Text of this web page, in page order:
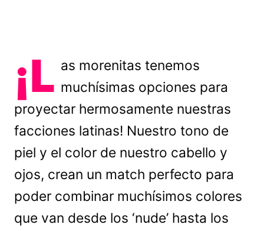
¡L as morenitas tenemos
muchísimas opciones para
proyectar hermosamente nuestras
facciones latinas! Nuestro tono de
piel y el color de nuestro cabello y
ojos, crean un match perfecto para
poder combinar muchísimos colores
que van desde los ‘nude’ hasta los